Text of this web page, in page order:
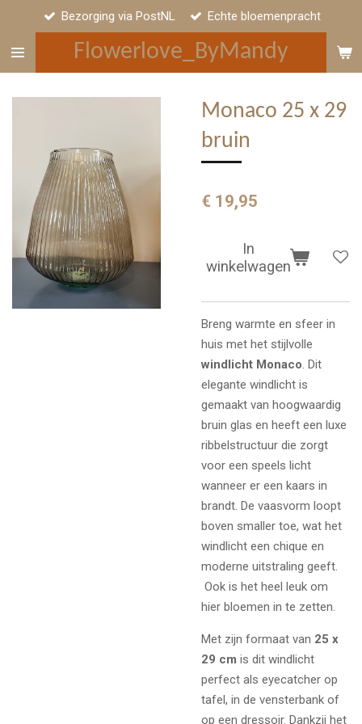
naar
hoofdinhoud
Flowerlove_ByMandy
Bezorging via PostNL Echte bloemenpracht
Monaco 25 x 29
bruin
€ 19,95
In
winkelwagen
Breng warmte en sfeer in
huis met het stijlvolle
windlicht Monaco. Dit
elegante windlicht is
gemaakt van hoogwaardig
bruin glas en heeft een luxe
ribbelstructuur die zorgt
voor een speels licht
wanneer er een kaars in
brandt. De vaasvorm loopt
boven smaller toe, wat het
windlicht een chique en
moderne uitstraling geeft.
Ook is het heel leuk om
hier bloemen in te zetten.
Met zijn formaat van 25 x
29 cm is dit windlicht
perfect als eyecatcher op
tafel, in de vensterbank of
op een dressoir. Dankzij het